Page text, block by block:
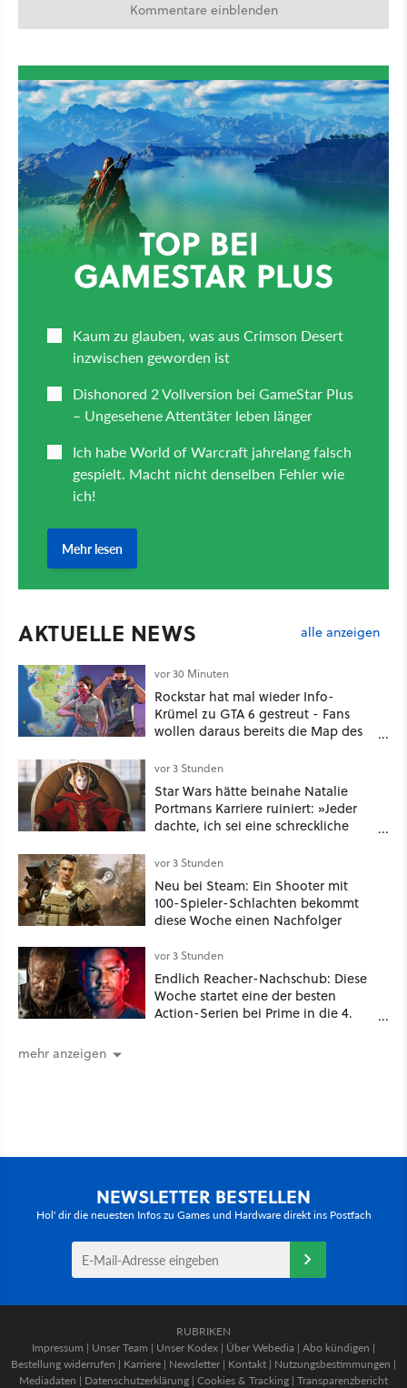
Kommentare einblenden
AKTUELLE NEWS alle anzeigen
vor 30 Minuten
Rockstar hat mal wieder Info-
Krümel zu GTA 6 gestreut - Fans
wollen daraus bereits die Map des
ablesen können
vor 3 Stunden
Star Wars hätte beinahe Natalie
Portmans Karriere ruiniert: »Jeder
dachte, ich sei eine schreckliche
vor 3 Stunden
Neu bei Steam: Ein Shooter mit
100-Spieler-Schlachten bekommt
diese Woche einen Nachfolger
vor 3 Stunden
Endlich Reacher-Nachschub: Diese
Woche startet eine der besten
Action-Serien bei Prime in die 4.
mehr anzeigen
NEWSLETTER BESTELLEN
Hol' dir die neuesten Infos zu Games und Hardware direkt ins Postfach
RUBRIKEN
Impressum | Unser Team | Unser Kodex | Über Webedia | Abo kündigen |
Bestellung widerrufen | Karriere | Newsletter | Kontakt | Nutzungsbestimmungen |
Mediadaten | Datenschutzerklärung | Cookies & Tracking | Transparenzbericht